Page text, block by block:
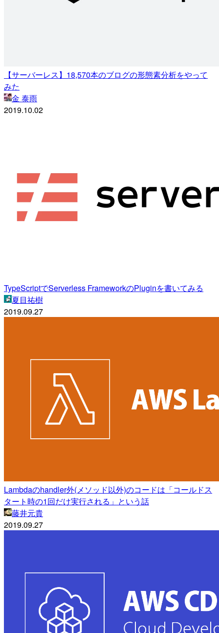
【サーバーレス】18,570本のブログの形態素分析をやって
みた
金 泰雨
2019.10.02
TypeScriptでServerless FrameworkのPluginを書いてみる
夏目祐樹
2019.09.27
Lambdaのhandler外(メソッド以外)のコードは「コールドス
タート時の1回だけ実行される」という話
藤井元貴
2019.09.27